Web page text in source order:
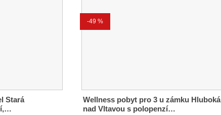
Stará
-49 %
Wellness pobyt pro 3 u zámku Hluboká
nad Vltavou s polopenzí…